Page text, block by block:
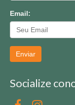
Email:
Enviar
Socialize